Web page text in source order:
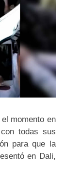
momento en
todas sus
para que la
en Dali,